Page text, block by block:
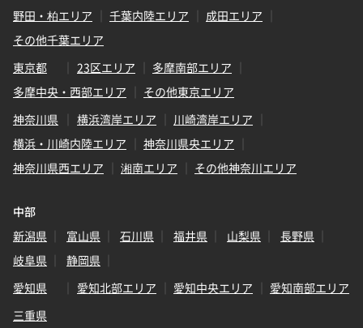
野田・柏エリア
千葉内陸エリア
成田エリア
その他千葉エリア
東京都
23区エリア
多摩南部エリア
多摩中央・西部エリア
その他東京エリア
神奈川県
横浜湾岸エリア
川崎湾岸エリア
横浜・川崎内陸エリア
神奈川県央エリア
神奈川県西エリア
湘南エリア その他神奈川エリア
中部
新潟県
富山県 石川県 福井県 山梨県
長野県
岐阜県
静岡県
愛知県
愛知北部エリア 愛知中央エリア
愛知南部エリア
三重県